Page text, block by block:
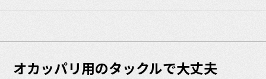
オカッパリ用のタックルで大丈夫